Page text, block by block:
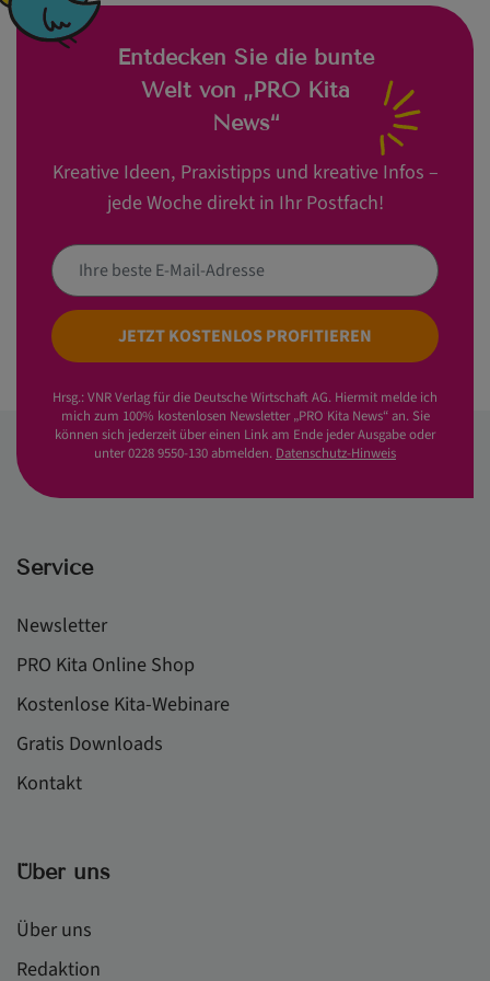
Entdecken Sie die bunte
Welt von „PRO Kita
News“
Kreative Ideen, Praxistipps und kreative Infos –
jede Woche direkt in Ihr Postfach!
JETZT KOSTENLOS PROFITIEREN
Hrsg.: VNR Verlag für die Deutsche Wirtschaft AG. Hiermit melde ich
mich zum 100% kostenlosen Newsletter „PRO Kita News“ an. Sie
können sich jederzeit über einen Link am Ende jeder Ausgabe oder
unter 0228 9550-130 abmelden. Datenschutz-Hinweis
Service
Newsletter
PRO Kita Online Shop
Kostenlose Kita-Webinare
Gratis Downloads
Kontakt
Über uns
Über uns
Redaktion